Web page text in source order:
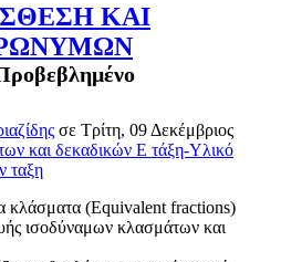
ΚΑΙ
σε Τρίτη, 09 Δεκέμβριος
και δεκαδικών Ε τάξη-Υλικό
ταξη
κλάσματα (Equivalent fractions)
ισοδύναμων κλασμάτων και